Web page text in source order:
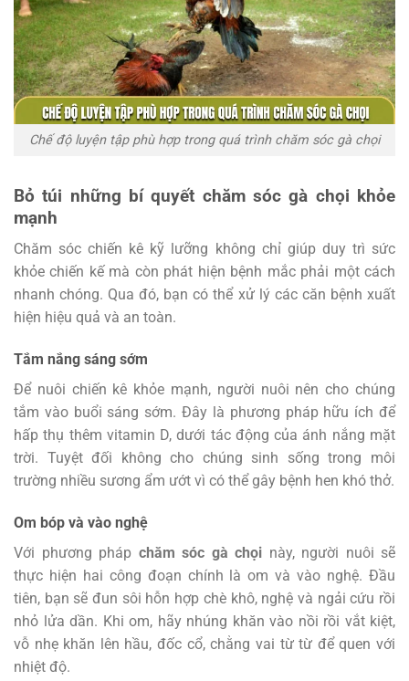
Chế độ luyện tập phù hợp trong quá trình chăm sóc gà chọi
Bỏ túi những bí quyết chăm sóc gà chọi khỏe
mạnh
Chăm sóc chiến kê kỹ lưỡng không chỉ giúp duy trì sức
khỏe chiến kế mà còn phát hiện bệnh mắc phải một cách
nhanh chóng. Qua đó, bạn có thể xử lý các căn bệnh xuất
hiện hiệu quả và an toàn.
Tắm nắng sáng sớm
Để nuôi chiến kê khỏe mạnh, người nuôi nên cho chúng
tắm vào buổi sáng sớm. Đây là phương pháp hữu ích để
hấp thụ thêm vitamin D, dưới tác động của ánh nắng mặt
trời. Tuyệt đối không cho chúng sinh sống trong môi
trường nhiều sương ẩm ướt vì có thể gây bệnh hen khó thở.
Om bóp và vào nghệ
Với phương pháp chăm sóc gà chọi này, người nuôi sẽ
thực hiện hai công đoạn chính là om và vào nghệ. Đầu
tiên, bạn sẽ đun sôi hỗn hợp chè khô, nghệ và ngải cứu rồi
nhỏ lửa dần. Khi om, hãy nhúng khăn vào nồi rồi vắt kiệt,
vỗ nhẹ khăn lên hầu, đốc cổ, chằng vai từ từ để quen với
nhiệt độ.